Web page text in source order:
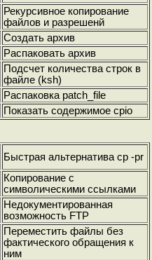
Рекурсивное копирование
файлов и разрешенй
Создать архив
Распаковать архив
Подсчет количества строк в
файле (ksh)
Распаковка patch_file
Показать содержимое cpio
Быстрая альтернатива cp -pr
Копирование с
символическими ссылками
Недокументированная
возможность FTP
Переместить файлы без
фактического обращения к
ним